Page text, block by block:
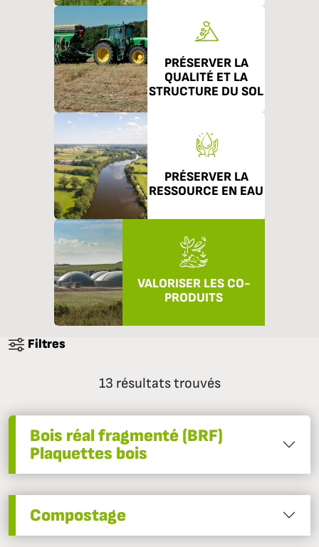
PRÉSERVER LA
QUALITÉ ET LA
STRUCTURE DU SOL
PRÉSERVER LA
RESSOURCE EN EAU
VALORISER LES CO-
PRODUITS
Filtres
13 résultats trouvés
Bois réal fragmenté (BRF)
Plaquettes bois
Compostage